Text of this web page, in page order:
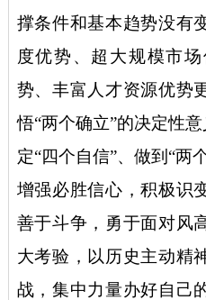
撑条件和基本趋势没有
度优势、超大规模市
势、丰富人才资源优势
悟“两个确立”的决定性
定“四个自信”、做到“两
增强必胜信心，积极识
善于斗争，勇于面对风
大考验，以历史主动精
战，集中力量办好自己